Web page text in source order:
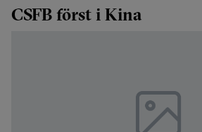
CSFB först i Kina